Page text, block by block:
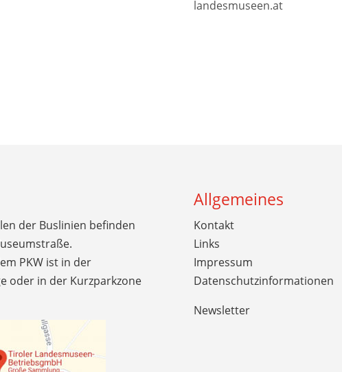
landesmuseen.at
der Buslinien befinden
PKW ist in der
oder in der Kurzparkzone
Allgemeines
Kontakt
Links
Impressum
Datenschutzinformationen
Newsletter